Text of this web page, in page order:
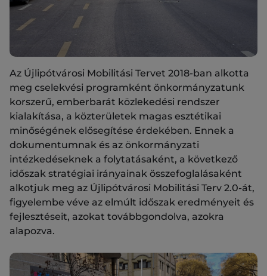
Az Újlipótvárosi Mobilitási Tervet 2018-ban alkotta
meg cselekvési programként önkormányzatunk
korszerű, emberbarát közlekedési rendszer
kialakítása, a közterületek magas esztétikai
minőségének elősegítése érdekében. Ennek a
dokumentumnak és az önkormányzati
intézkedéseknek a folytatásaként, a következő
időszak stratégiai irányainak összefoglalásaként
alkotjuk meg az Újlipótvárosi Mobilitási Terv 2.0-át,
figyelembe véve az elmúlt időszak eredményeit és
fejlesztéseit, azokat továbbgondolva, azokra
alapozva.